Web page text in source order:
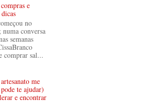
e
no
conversa
semanas
comprar sal...
me
te ajudar)
e encontrar